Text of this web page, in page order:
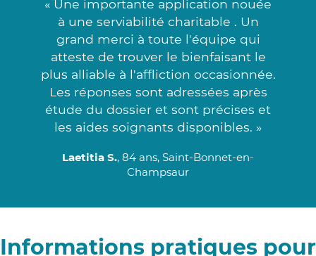
« Une importante application nouée
à une serviabilité charitable . Un
grand merci à toute l'équipe qui
atteste de trouver le bienfaisant le
plus alliable à l'affliction occasionnée.
Les réponses sont adressées après
étude du dossier et sont précises et
les aides soignants disponibles. »
Laetitia S., 84 ans, Saint-Bonnet-en-
Champsaur
Informations pratiques pour